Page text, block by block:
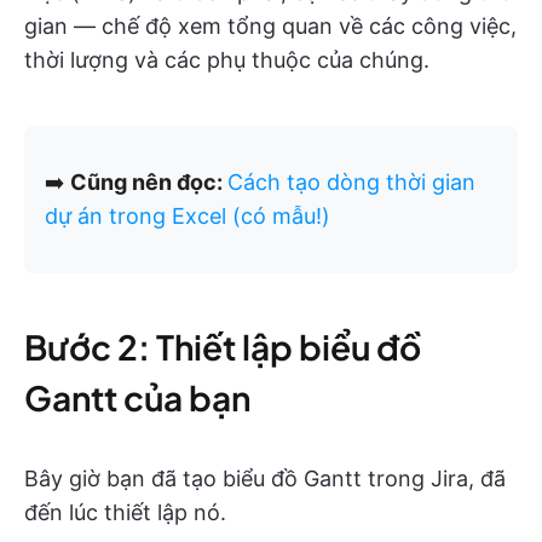
gian — chế độ xem tổng quan về các công việc,
thời lượng và các phụ thuộc của chúng.
➡️ Cũng nên đọc: Cách tạo dòng thời gian
dự án trong Excel (có mẫu!)
Bước 2: Thiết lập biểu đồ
Gantt của bạn
Bây giờ bạn đã tạo biểu đồ Gantt trong Jira, đã
đến lúc thiết lập nó.